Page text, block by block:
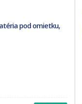
pod omietku,